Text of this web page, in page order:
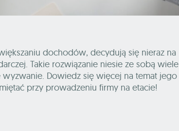
dochodów, decydują się nieraz na
Takie rozwiązanie niesie ze sobą wiele
wyzwanie. Dowiedz się więcej na temat jego
przy prowadzeniu firmy na etacie!